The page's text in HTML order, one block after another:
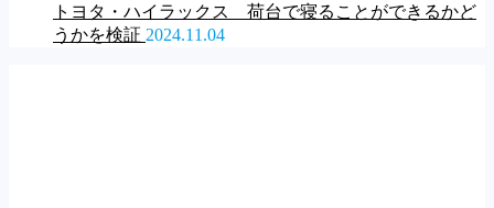
トヨタ・ハイラックス 荷台で寝ることができるかど
うかを検証 2024.11.04